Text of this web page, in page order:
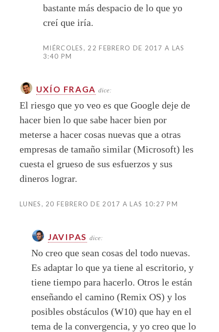
bastante más despacio de lo que yo
creí que iría.
MIÉRCOLES, 22 FEBRERO DE 2017 A LAS
3:40 PM
UXÍO FRAGA dice:
El riesgo que yo veo es que Google deje de
hacer bien lo que sabe hacer bien por
meterse a hacer cosas nuevas que a otras
empresas de tamaño similar (Microsoft) les
cuesta el grueso de sus esfuerzos y sus
dineros lograr.
LUNES, 20 FEBRERO DE 2017 A LAS 10:27 PM
JAVIPAS dice:
No creo que sean cosas del todo nuevas.
Es adaptar lo que ya tiene al escritorio, y
tiene tiempo para hacerlo. Otros le están
enseñando el camino (Remix OS) y los
posibles obstáculos (W10) que hay en el
tema de la convergencia, y yo creo que lo